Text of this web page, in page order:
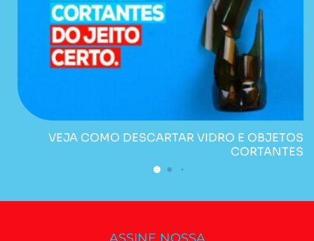
VEJA COMO DESCARTAR VIDRO E OBJETOS
CORTANTES
ASSINE NOSSA